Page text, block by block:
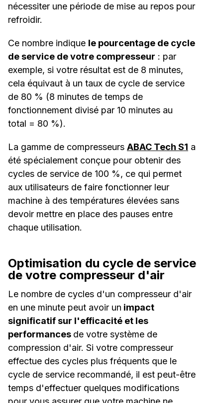
nécessiter une période de mise au repos pour
refroidir.
Ce nombre indique le pourcentage de cycle
de service de votre compresseur : par
exemple, si votre résultat est de 8 minutes,
cela équivaut à un taux de cycle de service
de 80 % (8 minutes de temps de
fonctionnement divisé par 10 minutes au
total = 80 %).
La gamme de compresseurs ABAC Tech S1 a
été spécialement conçue pour obtenir des
cycles de service de 100 %, ce qui permet
aux utilisateurs de faire fonctionner leur
machine à des températures élevées sans
devoir mettre en place des pauses entre
chaque utilisation.
Optimisation du cycle de service
de votre compresseur d'air
Le nombre de cycles d'un compresseur d'air
en une minute peut avoir un impact
significatif sur l'efficacité et les
performances de votre système de
compression d'air. Si votre compresseur
effectue des cycles plus fréquents que le
cycle de service recommandé, il est peut-être
temps d'effectuer quelques modifications